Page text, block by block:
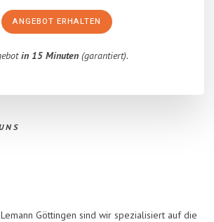
ANGEBOT ERHALTEN
in 15 Minuten(garantiert).
Göttingen sind wir spezialisiert auf die